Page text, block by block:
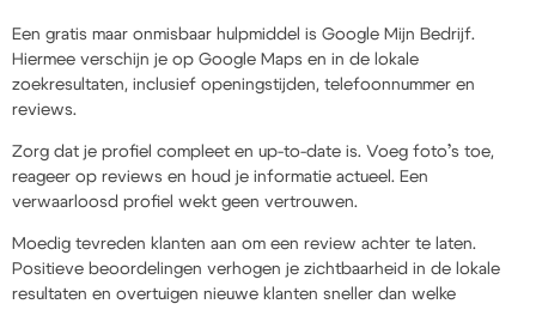
Een gratis maar onmisbaar hulpmiddel is Google Mijn Bedrijf.
Hiermee verschijn je op Google Maps en in de lokale
zoekresultaten, inclusief openingstijden, telefoonnummer en
reviews.
Zorg dat je profiel compleet en up-to-date is. Voeg foto’s toe,
reageer op reviews en houd je informatie actueel. Een
verwaarloosd profiel wekt geen vertrouwen.
Moedig tevreden klanten aan om een review achter te laten.
Positieve beoordelingen verhogen je zichtbaarheid in de lokale
resultaten en overtuigen nieuwe klanten sneller dan welke